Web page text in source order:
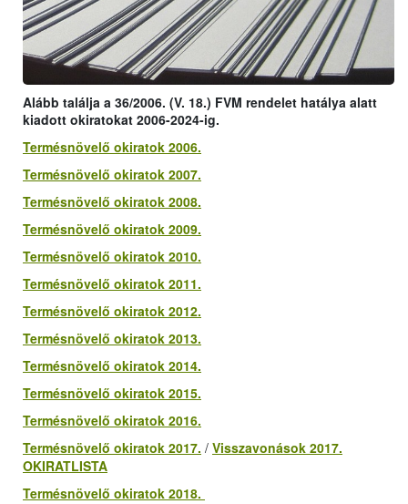
Alább találja a 36/2006. (V. 18.) FVM rendelet hatálya alatt
kiadott okiratokat 2006-2024-ig.
Termésnövelő okiratok 2006.
Termésnövelő okiratok 2007.
Termésnövelő okiratok 2008.
Termésnövelő okiratok 2009.
Termésnövelő okiratok 2010.
Termésnövelő okiratok 2011.
Termésnövelő okiratok 2012.
Termésnövelő okiratok 2013.
Termésnövelő okiratok 2014.
Termésnövelő okiratok 2015.
Termésnövelő okiratok 2016.
Termésnövelő okiratok 2017. / Visszavonások 2017.
OKIRATLISTA
Termésnövelő okiratok 2018.